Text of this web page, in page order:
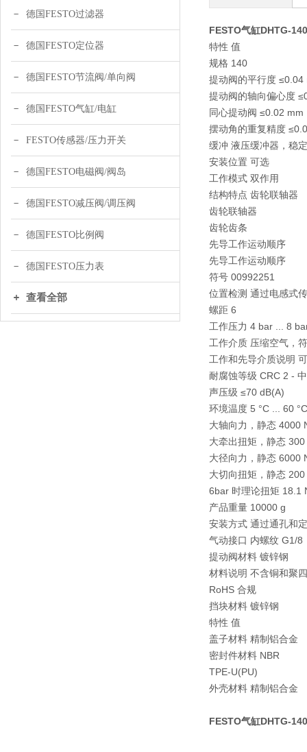
德国FESTO过滤器
德国FESTO定位器
德国FESTO节流阀/单向阀
德国FESTO气缸/电缸
FESTO传感器/压力开关
德国FESTO电磁阀/阀岛
德国FESTO减压阀/调压阀
德国FESTO比例阀
德国FESTO压力表
查看全部
FESTO气缸DHTG-
特性 值
规格 140
提动阀的平行度 ≤0.04
提动阀的轴向偏心度
同心提动阀 ≤0.02 mm
摆动角的重复精度
缓冲 液压缓冲器，稳
安装位置 可选
工作模式 双作用
结构特点 齿轮联轴器
齿轮联轴器
齿轮齿条
先导工作运动顺序
先导工作运动顺序
符号 00992251
位置检测 通过电感式
螺距 6
工作压力 4 bar ... 8
工作介质 压缩空气，
工作和先导介质说明
耐腐蚀等级 CRC 2 -
声压级 ≤70 dB(A)
环境温度 5 °C ... 60 °C
大轴向力，静态 4000
大牵出扭矩，静态
大径向力，静态 6000
大切向扭矩，静态
6bar 时理论扭矩 18.1
产品重量 10000 g
安装方式 通过通孔和
气动接口 内螺纹 G1/8
提动阀材料 镀锌钢
材料说明 不含铜和聚
RoHS 合规
挡块材料 镀锌钢
特性 值
盖子材料 精制铝合金
密封件材料 NBR
TPE-U(PU)
外壳材料 精制铝合金
FESTO气缸DHTG-